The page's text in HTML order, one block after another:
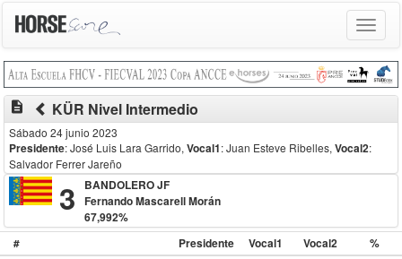
Toggle
description KÜR Nivel Intermedio
Sábado 24 junio 2023
Presidente: José Luis Lara Garrido, Vocal1: Juan Esteve Ribelles, Vocal2:
Salvador Ferrer Jareño
3
BANDOLERO JF
Fernando Mascarell Morán
67,992%
#
Presidente Vocal1 Vocal2
%